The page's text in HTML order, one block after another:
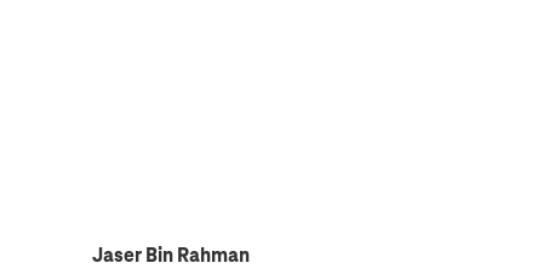
Jaser Bin Rahman